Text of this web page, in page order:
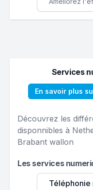
Services
En savoir plus
Découvrez les
disponnibles à
Brabant wallon
Les services
Téléphonie